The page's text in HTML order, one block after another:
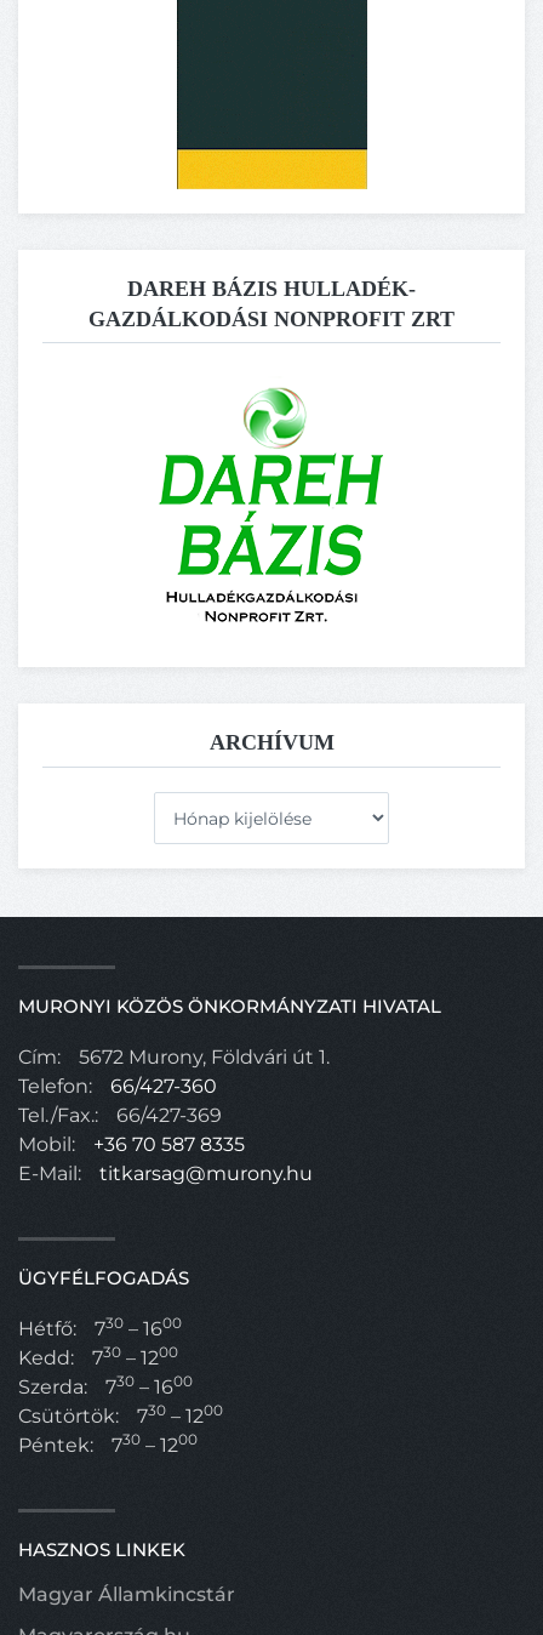
DAREH BÁZIS HULLADÉK-
GAZDÁLKODÁSI NONPROFIT ZRT
ARCHÍVUM
MURONYI KÖZÖS ÖNKORMÁNYZATI HIVATAL
Cím:
5672 Murony, Földvári út 1.
Telefon:
66/427-360
Tel./Fax.:
66/427-369
Mobil:
+36 70 587 8335
E-Mail:
titkarsag@murony.hu
ÜGYFÉLFOGADÁS
Hétfő: 730 – 1600
Kedd: 730 – 1200
Szerda: 730 – 1600
Csütörtök: 730 – 1200
Péntek: 730 – 1200
HASZNOS LINKEK
Magyar Államkincstár